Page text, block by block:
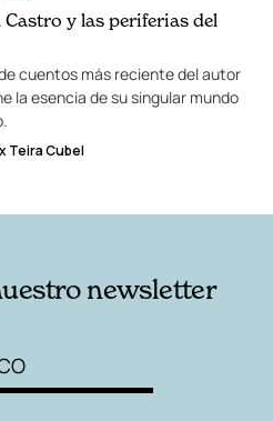
y las periferias del
cuentos más reciente del autor
la esencia de su singular mundo
Teira Cubel
newsletter